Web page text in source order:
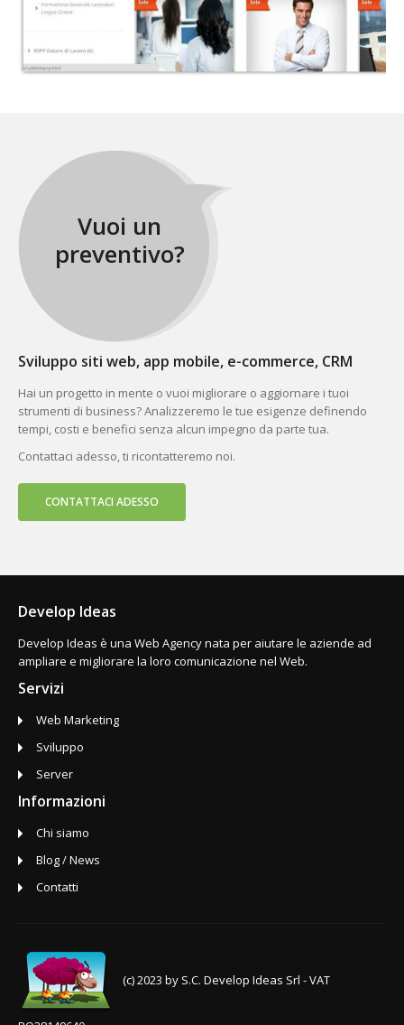
Vuoi un
preventivo?
Sviluppo siti web, app mobile, e-commerce, CRM
Hai un progetto in mente o vuoi migliorare o aggiornare i tuoi
strumenti di business? Analizzeremo le tue esigenze definendo
tempi, costi e benefici senza alcun impegno da parte tua.
Contattaci adesso, ti ricontatteremo noi.
CONTATTACI ADESSO
Develop Ideas
Develop Ideas è una Web Agency nata per aiutare le aziende ad
ampliare e migliorare la loro comunicazione nel Web.
Servizi
Web Marketing
Sviluppo
Server
Informazioni
Chi siamo
Blog / News
Contatti
(c) 2023 by S.C. Develop Ideas Srl - VAT